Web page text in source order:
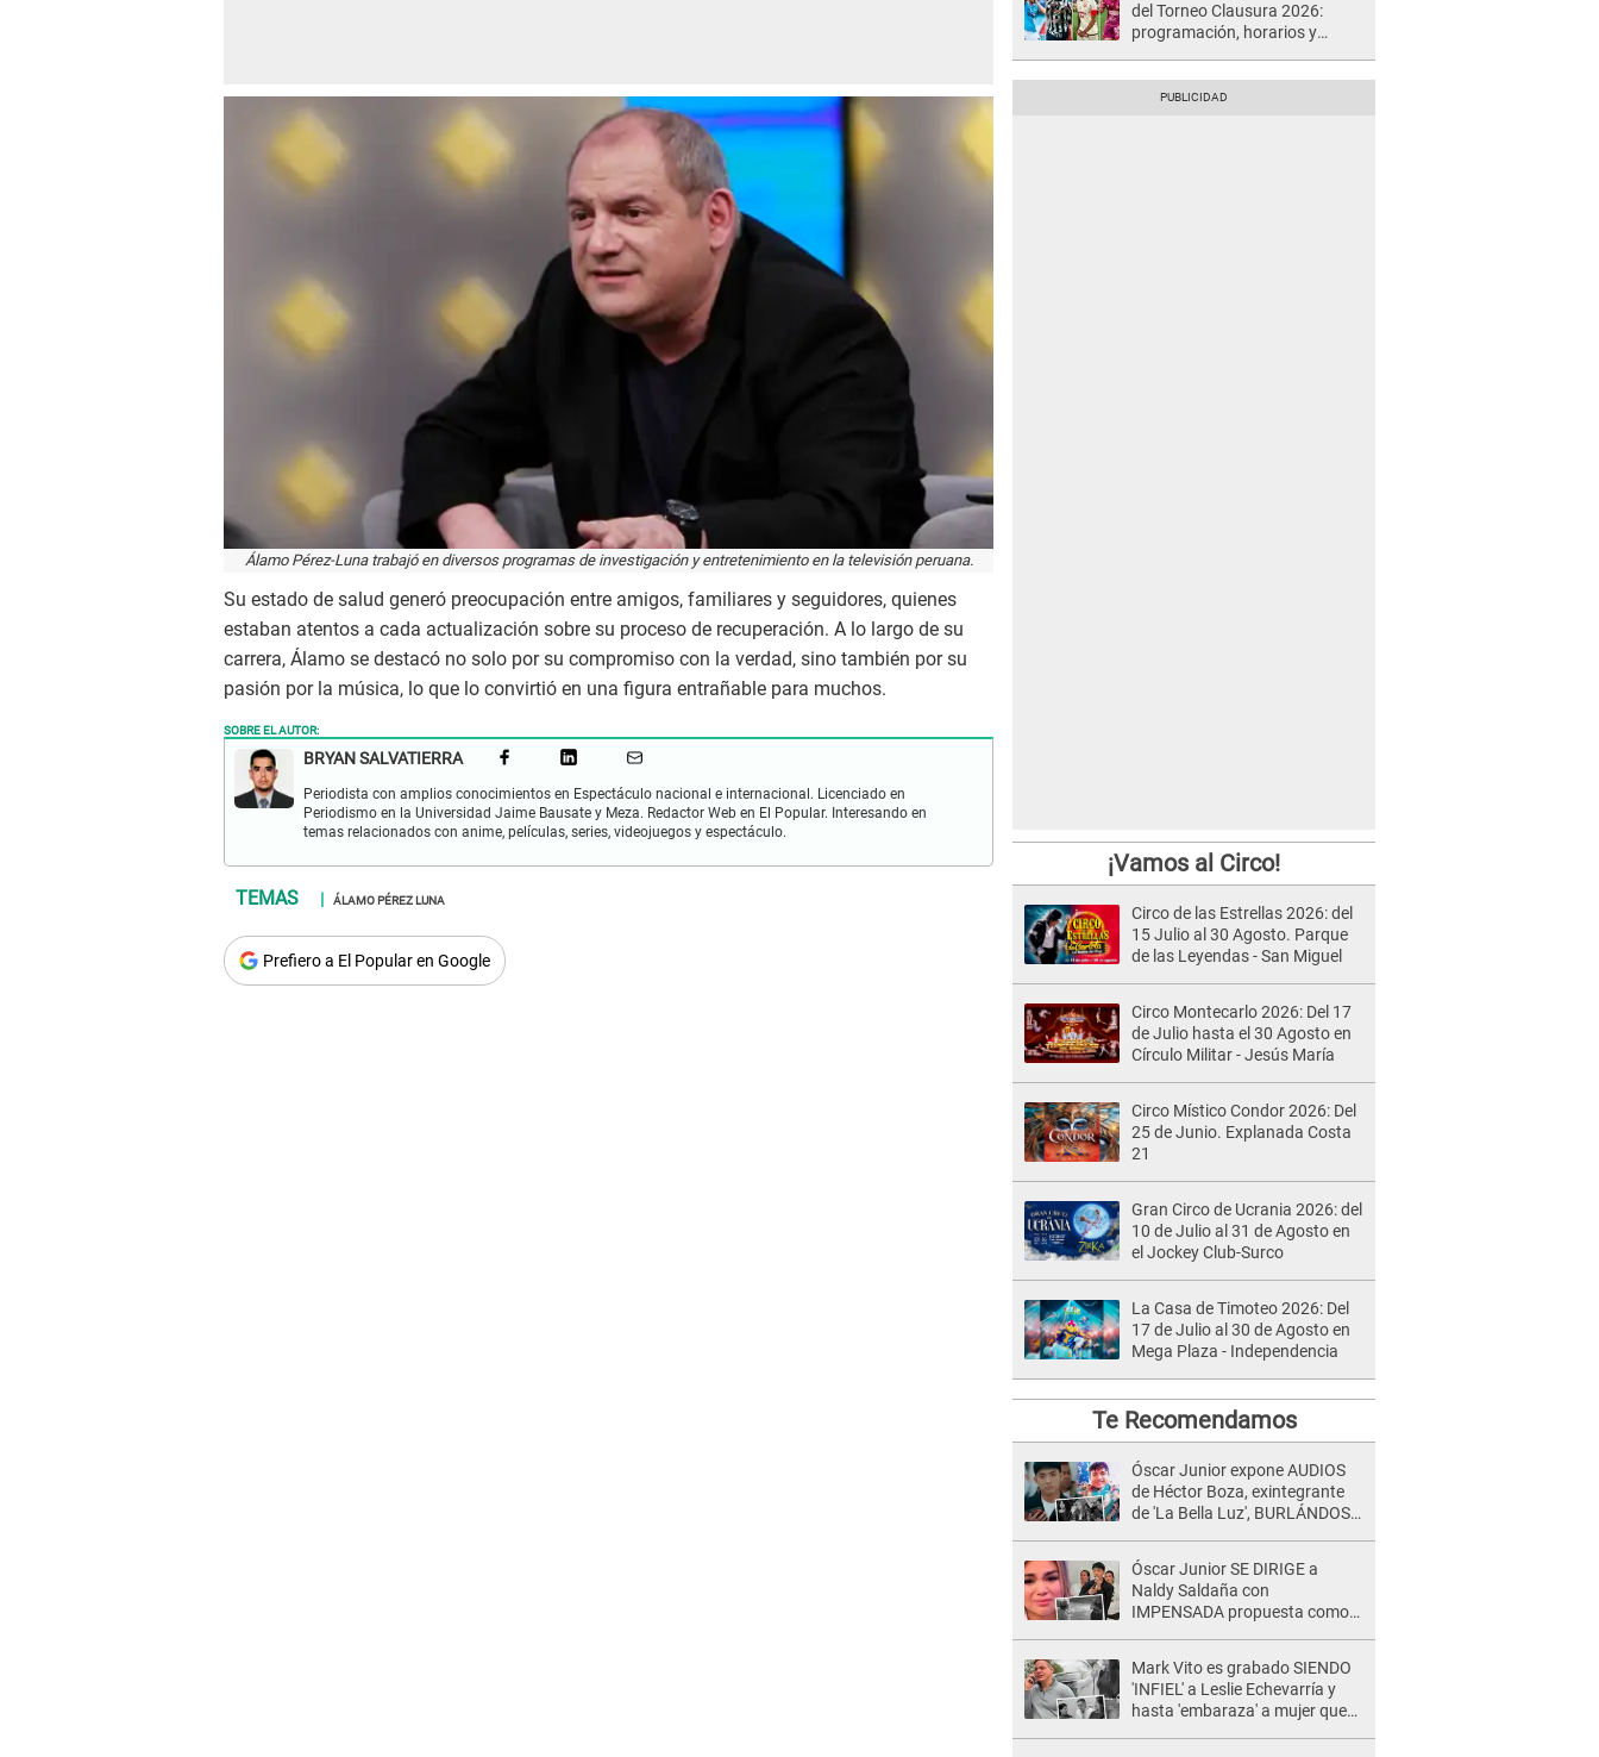
Álamo Pérez-Luna trabajó en diversos programas de investigación y entretenimiento en la televisión peruana.
Su estado de salud generó preocupación entre amigos, familiares y seguidores, quienes
estaban atentos a cada actualización sobre su proceso de recuperación. A lo largo de su
carrera, Álamo se destacó no solo por su compromiso con la verdad, sino también por su
pasión por la música, lo que lo convirtió en una figura entrañable para muchos.
SOBRE EL AUTOR:
BRYAN SALVATIERRA
Periodista con amplios conocimientos en Espectáculo nacional e internacional. Licenciado en
Periodismo en la Universidad Jaime Bausate y Meza. Redactor Web en El Popular. Interesando en
temas relacionados con anime, películas, series, videojuegos y espectáculo.
ÁLAMO PÉREZ LUNA
Prefiero a El Popular en Google
del Torneo Clausura 2026:
programación, horarios y
¡Vamos al Circo!
Circo de las Estrellas 2026: del
15 Julio al 30 Agosto. Parque
de las Leyendas - San Miguel
Circo Montecarlo 2026: Del 17
de Julio hasta el 30 Agosto en
Círculo Militar - Jesús María
Circo Místico Condor 2026: Del
25 de Junio. Explanada Costa
21
Gran Circo de Ucrania 2026: del
10 de Julio al 31 de Agosto en
el Jockey Club-Surco
La Casa de Timoteo 2026: Del
17 de Julio al 30 de Agosto en
Mega Plaza - Independencia
Te Recomendamos
Óscar Junior expone AUDIOS
de Héctor Boza, exintegrante
de 'La Bella Luz', BURLÁNDOSE
de maltrato: "Grábame..."
Óscar Junior SE DIRIGE a
Naldy Saldaña con
IMPENSADA propuesta como
Mark Vito es grabado SIENDO
'INFIEL' a Leslie Echevarría y
hasta 'embaraza' a mujer que